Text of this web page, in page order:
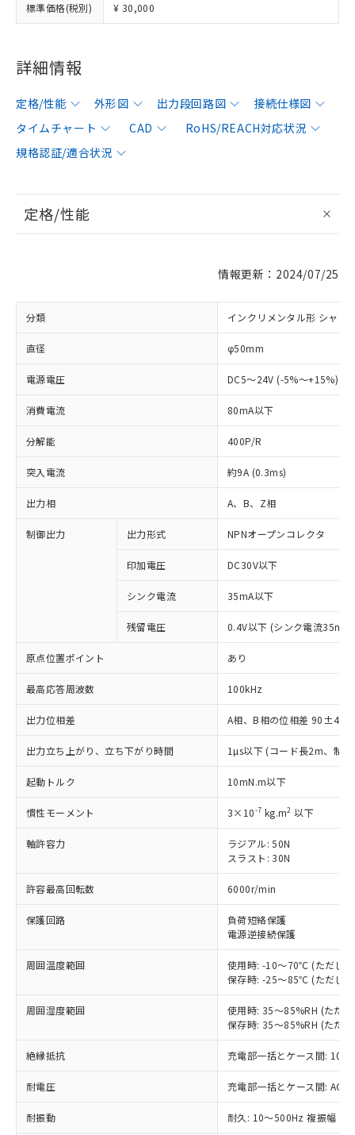
標準価格(税別) ¥ 30,000
詳細情報
定格/性能 外形図 出力段回路図
接続仕様図
タイムチャート
CAD
RoHS/REACH対応状況
規格認証/適合状況
定格/性能
情報更新：2024/07/25
分類 インクリメンタル形 シャフ
直径 φ50mm
電源電圧 DC5～24V (-5%～+15%)
消費電流 80mA以下
分解能 400P/R
突入電流 約9A (0.3ms)
出力相 A、B、Z相
制御出力 出力形式 NPNオープンコレクタ
印加電圧 DC30V以下
シンク電流 35mA以下
残留電圧 0.4V以下 (シンク電流35mA
原点位置ポイント あり
最高応答周波数 100kHz
出力位相差 A相、B相の位相差
出力立ち上がり、立ち下がり時間 1µs以下 (コード長2m、制
起動トルク 10mN.m以下
慣性モーメント 3×10-7 kg.m2 以下
軸許容力
ラジアル: 50N
スラスト: 30N
許容最高回転数 6000r/min
保護回路
負荷短絡保護
電源逆接続保護
周囲温度範囲
使用時: -10～70℃ (ただし
保存時: -25～85℃ (ただし
周囲湿度範囲
使用時: 35～85%RH (ただ
保存時: 35～85%RH (ただ
絶縁抵抗 充電部一括とケース間:
耐電圧 充電部一括とケース間:
耐振動 耐久: 10～500Hz 複振幅
以下の条件をお読みいただき、同意のうえ
ご利用ください。
本サービスは、当社制御機器事業取扱
商品の当社在庫状況および標準価格
(税抜)を提供させていただくもので
当社制御機器事業取扱商品の中には、
在庫状況および標準価格照会結果は、
記載している更新日時点での社内デー
タに基づき作成されるものであり、閲
覧された時点での実際の在庫および標
※1 対応状況
対応済み：EU RoHS指令（10物質）の
非含有に対応した製品が提供可能な商品で
対応予定：EU RoHS指令（10物質）の非含
有に対応した製品に切り替える予定のある
対応予定なし：EU RoHS指令（10物質）の
定はありません。
調査・確認中：EU RoHS指令（10物質）の
非含有の対応状況を調査中または確認中の
非該当品：ライセンス料など無形物で、有
害物質有無と関係のない商品です。
仕入先様の事情により、非含有部品として
いたものが、含有品と判明した場合などや
むを得ず変更することがあります。
鉛(Pb) 1000ppm以下、 水銀(Hg) 1000ppm以下、 カド
六価クロム(Cr(Ⅵ)) 1000ppm以下、ポリ臭化ビフェニル
※1 中国RoHS○×表
「○」：最大均質材料含有率が中国RoHSの
基準値以下であることを示します。
「×」：最大均質材料含有率が中国RoHSの
基準値を超えていることを示します。
「－」：未確認です。当社販売部門へお問
Pb(鉛) :1000ppm、 Hg(水銀) : 1000ppm、 Cd(カドミウ
当社は、これら貴社製品のうち、外国
為替および外国貿易法に定める商品
（以下｢規制貨物等」という）を輸出
国政府の輸出許可(または役務取引許
可)を取得するなどの必要な手続きを